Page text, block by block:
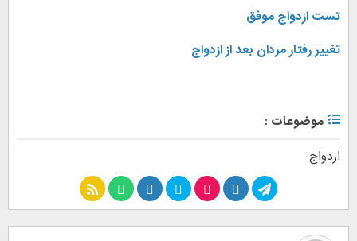
تست ازدواج موفق
تغییر رفتار مردان بعد از ازدواج
موضوعات :
ازدواج